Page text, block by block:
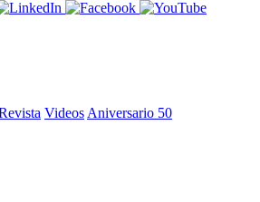
Videos Aniversario 50